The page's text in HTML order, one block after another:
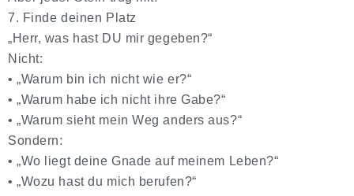
7. Finde deinen Platz
„Herr, was hast DU mir gegeben?“
Nicht:
• „Warum bin ich nicht wie er?“
• „Warum habe ich nicht ihre Gabe?“
• „Warum sieht mein Weg anders aus?“
Sondern:
• „Wo liegt deine Gnade auf meinem Leben?“
• „Wozu hast du mich berufen?“